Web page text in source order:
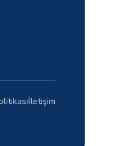
İletişim